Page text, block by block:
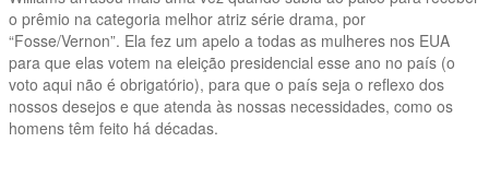
o prêmio na categoria melhor atriz série drama, por
“Fosse/Vernon”. Ela fez um apelo a todas as mulheres nos EUA
para que elas votem na eleição presidencial esse ano no país (o
voto aqui não é obrigatório), para que o país seja o reflexo dos
nossos desejos e que atenda às nossas necessidades, como os
homens têm feito há décadas.